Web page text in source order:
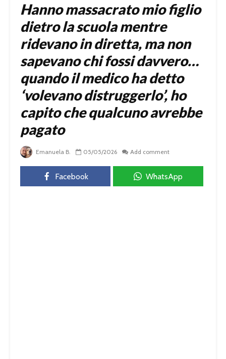
Hanno massacrato mio figlio
dietro la scuola mentre
ridevano in diretta, ma non
sapevano chi fossi davvero…
quando il medico ha detto
‘volevano distruggerlo’, ho
capito che qualcuno avrebbe
pagato
Emanuela B. 05/05/2026 Add comment
Facebook WhatsApp